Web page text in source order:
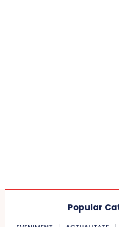
Popular